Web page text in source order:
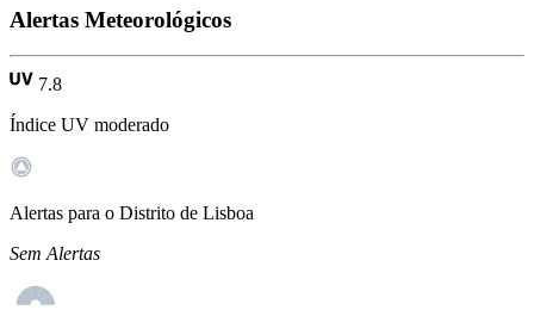
Alertas Meteorológicos
7.8
Índice UV moderado
Alertas para o Distrito de Lisboa
Sem Alertas